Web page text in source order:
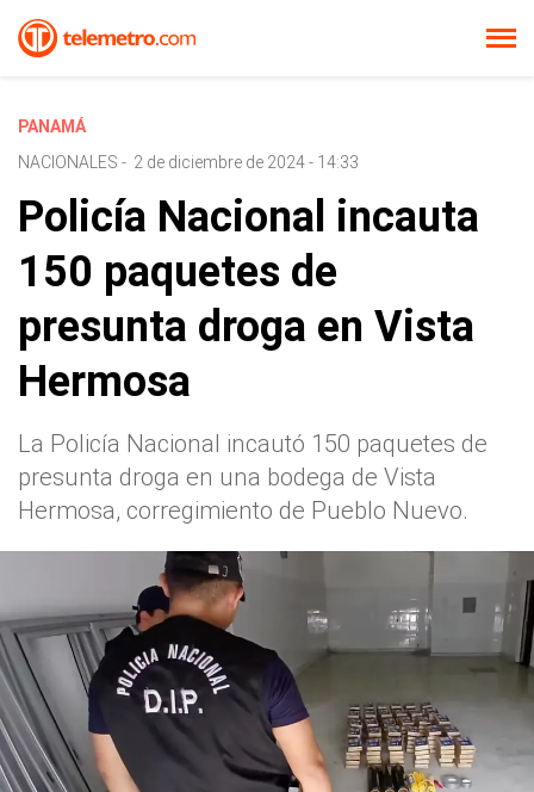
PANAMÁ
NACIONALES - 2 de diciembre de 2024 - 14:33
Policía Nacional incauta
150 paquetes de
presunta droga en Vista
Hermosa
La Policía Nacional incautó 150 paquetes de
presunta droga en una bodega de Vista
Hermosa, corregimiento de Pueblo Nuevo.